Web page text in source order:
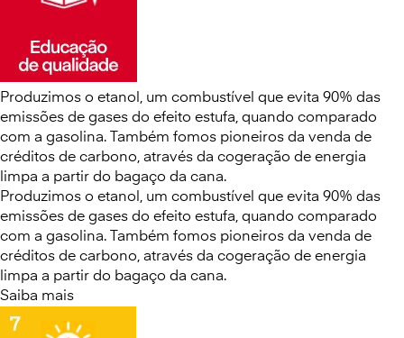
Produzimos o etanol, um combustível que evita 90% das
emissões de gases do efeito estufa, quando comparado
com a gasolina. Também fomos pioneiros da venda de
créditos de carbono, através da cogeração de energia
limpa a partir do bagaço da cana.
Produzimos o etanol, um combustível que evita 90% das
emissões de gases do efeito estufa, quando comparado
com a gasolina. Também fomos pioneiros da venda de
créditos de carbono, através da cogeração de energia
limpa a partir do bagaço da cana.
Saiba mais